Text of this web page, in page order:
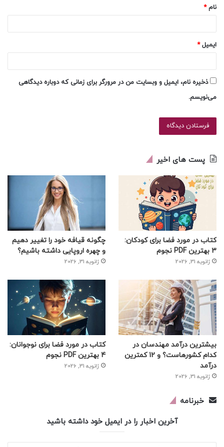
نام*
ایمیل*
ذخیره نام، ایمیل و وبسایت من در مرورگر برای زمانی که دوباره دیدگاهی
می‌نویسم.
پست های اخیر
کتاب در مورد فضا برای کودکان:
3 بهترین PDF نجوم
ژانویه 31, 2026
چگونه قیافه خود را تغییر دهیم
و چهره اروپایی داشته باشیم؟
ژانویه 31, 2026
بیشترین درآمد مهندسان در
کدام کشورهاست؟ و 12 کمترین
درآمد
ژانویه 31, 2026
کتاب در مورد فضا برای نوجوانان:
4 بهترین PDF نجوم
ژانویه 31, 2026
خبرنامه
آخرین اخبار را در ایمیل خود داشته باشید